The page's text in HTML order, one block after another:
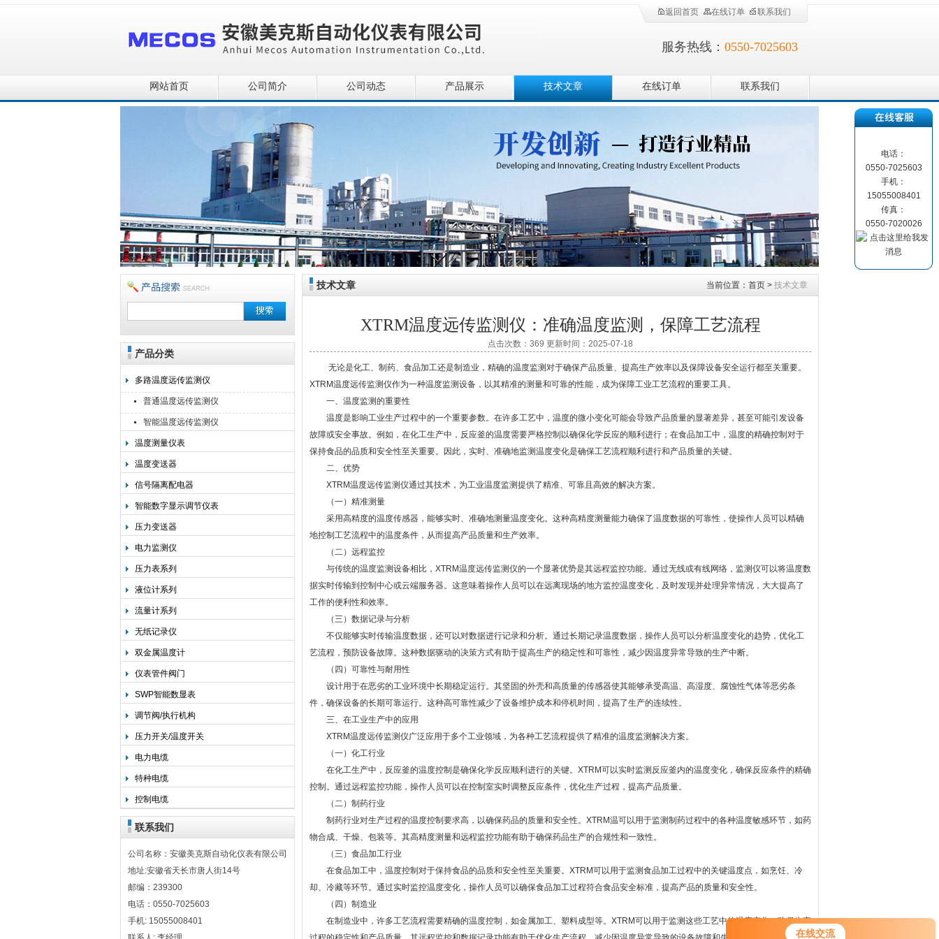
在线交流
安徽美克斯自动化仪表有限公司
返回首页 在线订单 联系我们
服务热线： 0550-7025603
网站首页 公司简介 公司动态 产品展示 技术文章 在线订单 联系我们
产品分类
多路温度远传监测仪
普通温度远传监测仪
智能温度远传监测仪
温度测量仪表
温度变送器
信号隔离配电器
智能数字显示调节仪表
压力变送器
电力监测仪
压力表系列
液位计系列
流量计系列
无纸记录仪
双金属温度计
仪表管件阀门
SWP智能数显表
调节阀/执行机构
压力开关/温度开关
电力电缆
特种电缆
控制电缆
联系我们
公司名称：安徽美克斯自动化仪表有限公司
地址:安徽省天长市唐人街14号
邮编：239300
电话：0550-7025603
手机: 15055008401
技术文章 当前位置： 首页 > 技术文章
XTRM温度远传监测仪：准确温度监测，保障工艺流程
点击次数：369 更新时间：2025-07-18
无论是化工、制药、食品加工还是制造业，精确的温度监测对于确保产品质量、提高生产效率以及保障设备安全运行都至关重要。
XTRM温度远传监测仪作为一种温度监测设备，以其精准的测量和可靠的性能，成为保障工业工艺流程的重要工具。
一、温度监测的重要性
温度是影响工业生产过程中的一个重要参数。在许多工艺中，温度的微小变化可能会导致产品质量的显著差异，甚至可能引发设备
故障或安全事故。例如，在化工生产中，反应釜的温度需要严格控制以确保化学反应的顺利进行；在食品加工中，温度的精确控制对于
保持食品的品质和安全性至关重要。因此，实时、准确地监测温度变化是确保工艺流程顺利进行和产品质量的关键。
二、优势
XTRM温度远传监测仪通过其技术，为工业温度监测提供了精准、可靠且高效的解决方案。
（一）精准测量
采用高精度的温度传感器，能够实时、准确地测量温度变化。这种高精度测量能力确保了温度数据的可靠性，使操作人员可以精确
地控制工艺流程中的温度条件，从而提高产品质量和生产效率。
（二）远程监控
与传统的温度监测设备相比，XTRM温度远传监测仪的一个显著优势是其远程监控功能。通过无线或有线网络，监测仪可以将温度数
据实时传输到控制中心或云端服务器。这意味着操作人员可以在远离现场的地方监控温度变化，及时发现并处理异常情况，大大提高了
工作的便利性和效率。
（三）数据记录与分析
不仅能够实时传输温度数据，还可以对数据进行记录和分析。通过长期记录温度数据，操作人员可以分析温度变化的趋势，优化工
艺流程，预防设备故障。这种数据驱动的决策方式有助于提高生产的稳定性和可靠性，减少因温度异常导致的生产中断。
（四）可靠性与耐用性
设计用于在恶劣的工业环境中长期稳定运行。其坚固的外壳和高质量的传感器使其能够承受高温、高湿度、腐蚀性气体等恶劣条
件，确保设备的长期可靠运行。这种高可靠性减少了设备维护成本和停机时间，提高了生产的连续性。
三、在工业生产中的应用
XTRM温度远传监测仪广泛应用于多个工业领域，为各种工艺流程提供了精准的温度监测解决方案。
（一）化工行业
在化工生产中，反应釜的温度控制是确保化学反应顺利进行的关键。XTRM可以实时监测反应釜内的温度变化，确保反应条件的精确
控制。通过远程监控功能，操作人员可以在控制室实时调整反应条件，优化生产过程，提高产品质量。
（二）制药行业
制药行业对生产过程的温度控制要求高，以确保药品的质量和安全性。XTRM温可以用于监测制药过程中的各种温度敏感环节，如药
物合成、干燥、包装等。其高精度测量和远程监控功能有助于确保药品生产的合规性和一致性。
（三）食品加工行业
在食品加工中，温度控制对于保持食品的品质和安全性至关重要。XTRM可以用于监测食品加工过程中的关键温度点，如烹饪、冷
却、冷藏等环节。通过实时监控温度变化，操作人员可以确保食品加工过程符合食品安全标准，提高产品的质量和安全性。
（四）制造业
在制造业中，许多工艺流程需要精确的温度控制，如金属加工、塑料成型等。XTRM可以用于监测这些工艺中的温度变化，确保生产
电话：
0550-7025603
手机：
15055008401
传真：
0550-7020026